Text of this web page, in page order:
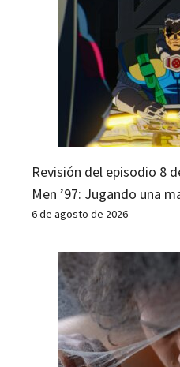
Revisión del episodio 8
Men ’97: Jugando una
6 de agosto de 2026